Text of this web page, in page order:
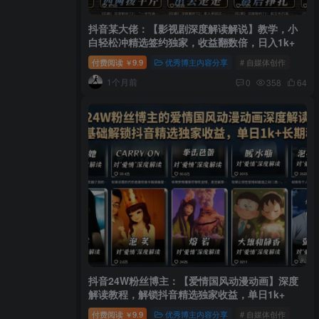
抖音某大佬：【影视剧深度解读解说】教学，小
白轻松冲精选签约独家，收益翻数倍，日入1k+
付费阅读 ￥9.9 优秀博主内容分享 # 自媒体创作
1个月前 0 358 64
抖音24W粉丝博主：【爱情国风动漫动画】深度
解读教程，解锁抖音精选独家收益，单日1k+
付费阅读 ￥9.9 优秀博主内容分享 # 自媒体创作